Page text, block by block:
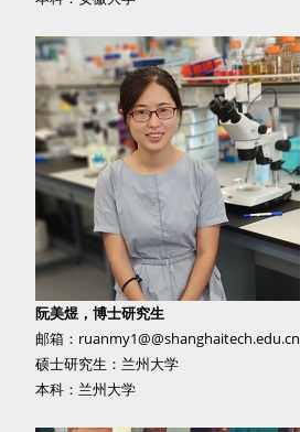
阮美煜，博士研究生
邮箱：ruanmy1@@shanghaitech.edu.cn
硕士研究生：兰州大学
本科：兰州大学